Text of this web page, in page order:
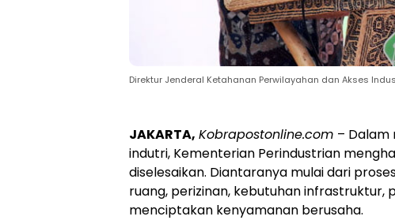
Direktur Jenderal Ketahanan Perwilayahan dan Akses
JAKARTA, Kobrapostonline.com –
indutri, Kementerian Perindustrian
diselesaikan. Diantaranya mulai dari
ruang, perizinan, kebutuhan infrastruktur,
menciptakan kenyamanan berusaha.